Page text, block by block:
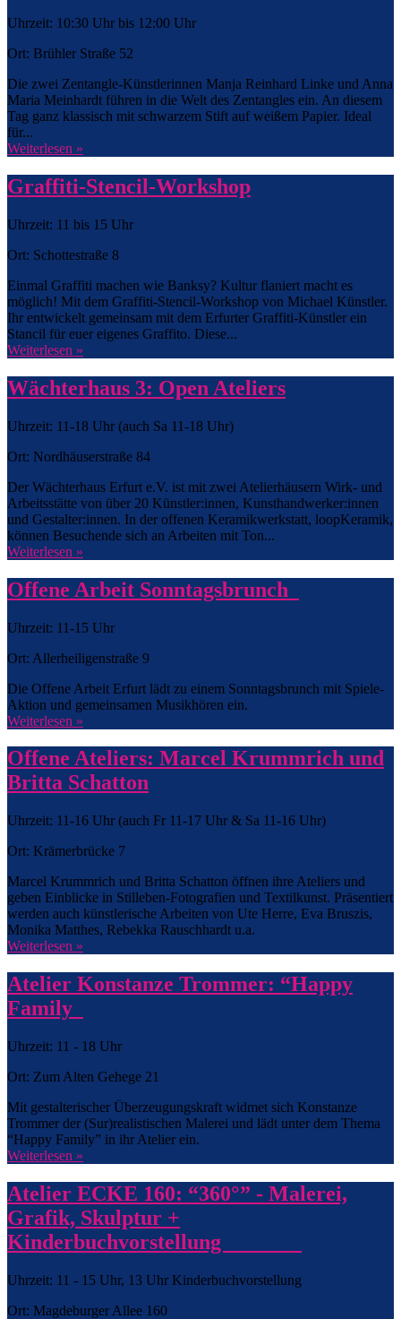
Uhrzeit: 10:30 Uhr bis 12:00 Uhr
Ort: Brühler Straße 52
Die zwei Zentangle-Künstlerinnen Manja Reinhard Linke und Anna
Maria Meinhardt führen in die Welt des Zentangles ein. An diesem
Tag ganz klassisch mit schwarzem Stift auf weißem Papier. Ideal
für...
Weiterlesen »
Graffiti-Stencil-Workshop
Uhrzeit: 11 bis 15 Uhr
Ort: Schottestraße 8
Einmal Graffiti machen wie Banksy? Kultur flaniert macht es
möglich! Mit dem Graffiti-Stencil-Workshop von Michael Künstler.
Ihr entwickelt gemeinsam mit dem Erfurter Graffiti-Künstler ein
Stancil für euer eigenes Graffito. Diese...
Weiterlesen »
Wächterhaus 3: Open Ateliers
Uhrzeit: 11-18 Uhr (auch Sa 11-18 Uhr)
Ort: Nordhäuserstraße 84
Der Wächterhaus Erfurt e.V. ist mit zwei Atelierhäusern Wirk- und
Arbeitsstätte von über 20 Künstler:innen, Kunsthandwerker:innen
und Gestalter:innen. In der offenen Keramikwerkstatt, loopKeramik,
können Besuchende sich an Arbeiten mit Ton...
Weiterlesen »
Offene Arbeit Sonntagsbrunch
Uhrzeit: 11-15 Uhr
Ort: Allerheiligenstraße 9
Die Offene Arbeit Erfurt lädt zu einem Sonntagsbrunch mit Spiele-
Aktion und gemeinsamen Musikhören ein.
Weiterlesen »
Offene Ateliers: Marcel Krummrich und
Britta Schatton
Uhrzeit: 11-16 Uhr (auch Fr 11-17 Uhr & Sa 11-16 Uhr)
Ort: Krämerbrücke 7
Marcel Krummrich und Britta Schatton öffnen ihre Ateliers und
geben Einblicke in Stilleben-Fotografien und Textilkunst. Präsentiert
werden auch künstlerische Arbeiten von Ute Herre, Eva Bruszis,
Monika Matthes, Rebekka Rauschhardt u.a.
Weiterlesen »
Atelier Konstanze Trommer: “Happy
Family
Uhrzeit: 11 - 18 Uhr
Ort: Zum Alten Gehege 21
Mit gestalterischer Überzeugungskraft widmet sich Konstanze
Trommer der (Sur)realistischen Malerei und lädt unter dem Thema
“Happy Family” in ihr Atelier ein.
Weiterlesen »
Atelier ECKE 160: “360°” - Malerei,
Grafik, Skulptur +
Kinderbuchvorstellung
Uhrzeit: 11 - 15 Uhr, 13 Uhr Kinderbuchvorstellung
Ort: Magdeburger Allee 160